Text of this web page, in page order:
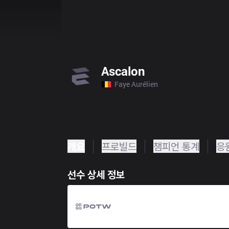
Ascalon
Faye Aurélien
프로빌드 챔피언 통계 응
선수 상세 정보